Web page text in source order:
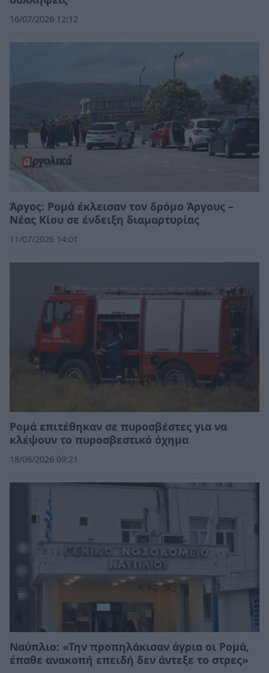
16/07/2026 12:12
Άργος: Ρομά έκλεισαν τον δρόμο Άργους –
Νέας Κίου σε ένδειξη διαμαρτυρίας
11/07/2026 14:01
Ρομά επιτέθηκαν σε πυροσβέστες για να
κλέψουν το πυροσβεστικό όχημα
18/06/2026 09:21
Ναύπλιο: «Την προπηλάκισαν άγρια οι Ρομά,
έπαθε ανακοπή επειδή δεν άντεξε το στρες»